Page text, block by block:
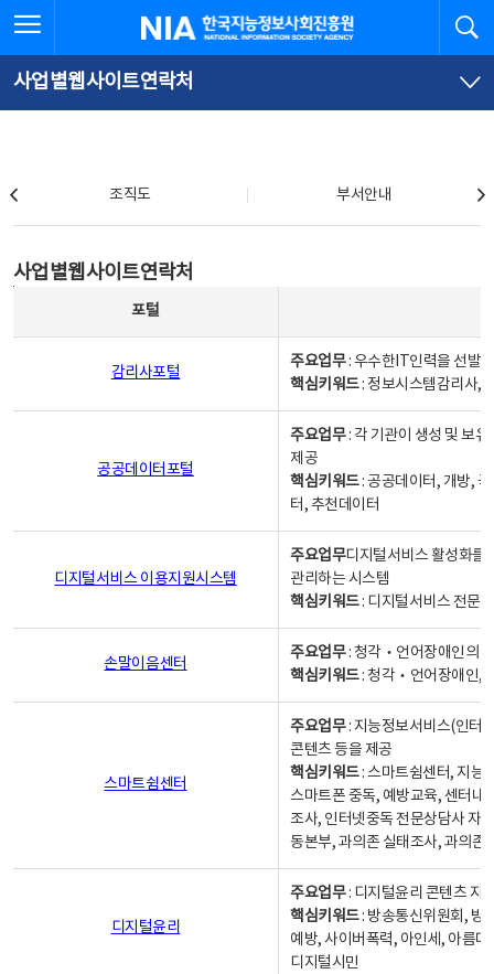
문
로
가
체
뉴
바
가
한국지능정보사회진흥원
사업별웹사이트연락처
조직도 부서안내
사업별웹사이트연락처
포털
감리사포털
주요업무: 우수한IT인력을 선발
핵심키워드: 정보시스템감리사,
공공데이터포털
주요업무: 각 기관이 생성 및 보
제공
핵심키워드: 공공데이터, 개방,
터, 추천데이터
디지털서비스 이용지원시스템
주요업무디지털서비스 활성화를
관리하는 시스템
핵심키워드: 디지털서비스 전문
손말이음센터
주요업무: 청각‧언어장애인의
핵심키워드: 청각‧언어장애인,
스마트쉼센터
주요업무: 지능정보서비스(인터
콘텐츠 등을 제공
핵심키워드: 스마트쉼센터, 지능
스마트폰 중독, 예방교육, 센터내
조사, 인터넷중독 전문상담사 자
동본부, 과의존 실태조사, 과의존
디지털윤리
주요업무: 디지털윤리 콘텐츠 지
핵심키워드: 방송통신위원회, 방
예방, 사이버폭력, 아인세, 아름
디지털시민